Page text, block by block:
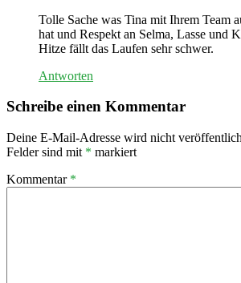
Tolle Sache was Tina mit Ihrem Team
hat und Respekt an Selma, Lasse und
Hitze fällt das Laufen sehr schwer.
Antworten
Schreibe einen Kommentar
Deine E-Mail-Adresse wird nicht
Felder sind mit * markiert
Kommentar *